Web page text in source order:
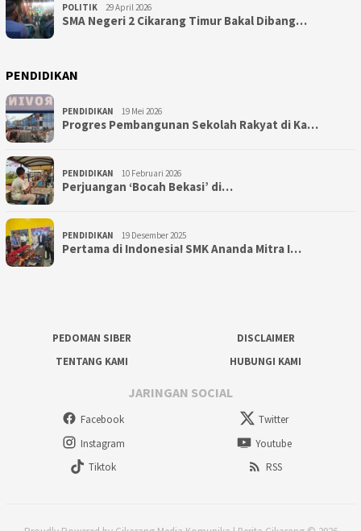
POLITIK 29 April 2026
SMA Negeri 2 Cikarang Timur Bakal Dibang…
PENDIDIKAN
PENDIDIKAN 19 Mei 2026
Progres Pembangunan Sekolah Rakyat di Ka…
PENDIDIKAN 10 Februari 2026
Perjuangan ‘Bocah Bekasi’ di…
PENDIDIKAN 19 Desember 2025
Pertama di Indonesia! SMK Ananda Mitra I…
PEDOMAN SIBER
DISCLAIMER
TENTANG KAMI
HUBUNGI KAMI
JARINGAN SOCIAL
Facebook
Twitter
Instagram
Youtube
Tiktok
RSS